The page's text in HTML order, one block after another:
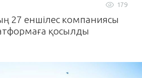
179
27 еншілес компаниясы
қосылды